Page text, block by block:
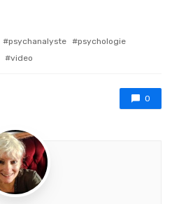
psychanalyste
psychologie
video
0